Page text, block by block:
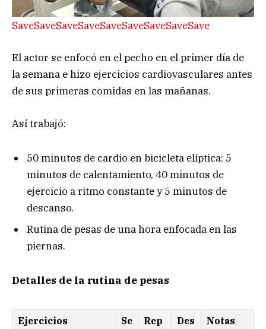
SaveSaveSaveSaveSaveSaveSaveSaveSave
El actor se enfocó en el pecho en el primer día de
la semana e hizo ejercicios cardiovasculares antes
de sus primeras comidas en las mañanas.
Así trabajó:
50 minutos de cardio en bicicleta elíptica: 5
minutos de calentamiento, 40 minutos de
ejercicio a ritmo constante y 5 minutos de
descanso.
Rutina de pesas de una hora enfocada en las
piernas.
Detalles de la rutina de pesas
Ejercicios
Se
Rep
Des
Notas